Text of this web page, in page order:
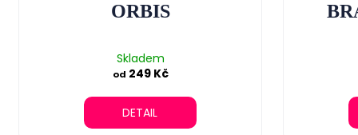
ORBIS
Skladem
od 249 Kč
DETAIL